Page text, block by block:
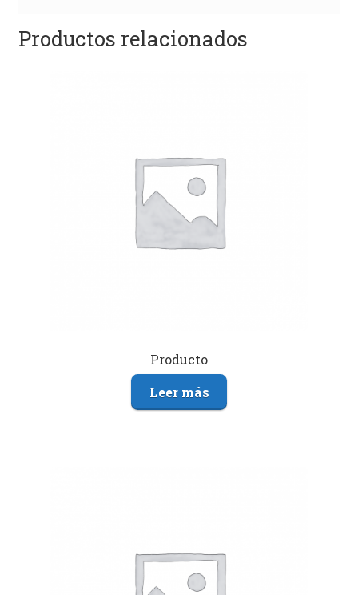
Productos relacionados
Producto
Leer más